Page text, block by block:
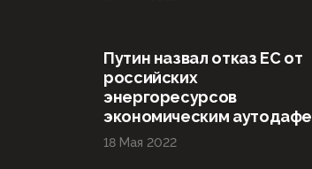
Путин назвал отказ ЕС от
российских
энергоресурсов
экономическим аутодафе
18 Мая 2022